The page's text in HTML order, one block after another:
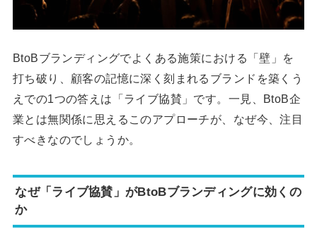
BtoBブランディングでよくある施策における「壁」を
打ち破り、顧客の記憶に深く刻まれるブランドを築くう
えでの1つの答えは「ライブ協賛」です。一見、BtoB企
業とは無関係に思えるこのアプローチが、なぜ今、注目
すべきなのでしょうか。
なぜ「ライブ協賛」がBtoBブランディングに効くの
か